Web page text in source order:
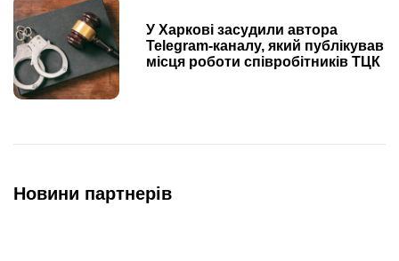
У Харкові засудили автора
Telegram-каналу, який публікував
місця роботи співробітників ТЦК
Новини партнерів